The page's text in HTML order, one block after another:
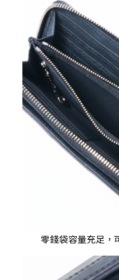
零錢袋容量充足，